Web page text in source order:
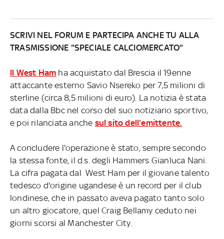
SCRIVI NEL FORUM E PARTECIPA ANCHE TU ALLA
TRASMISSIONE "SPECIALE CALCIOMERCATO"
Il West Ham ha acquistato dal Brescia il 19enne
attaccante esterno Savio Nsereko per 7,5 milioni di
sterline (circa 8,5 milioni di euro). La notizia è stata
data dalla Bbc nel corso del suo notiziario sportivo,
e poi rilanciata anche sul sito dell'emittente.
A concludere l'operazione è stato, sempre secondo
la stessa fonte, il d.s. degli Hammers Gianluca Nani.
La cifra pagata dal West Ham per il giovane talento
tedesco d'origine ugandese è un record per il club
londinese, che in passato aveva pagato tanto solo
un altro giocatore, quel Craig Bellamy ceduto nei
giorni scorsi al Manchester City.